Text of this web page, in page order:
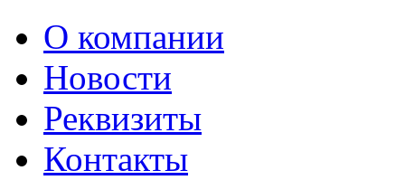
О компании
Новости
Реквизиты
Контакты